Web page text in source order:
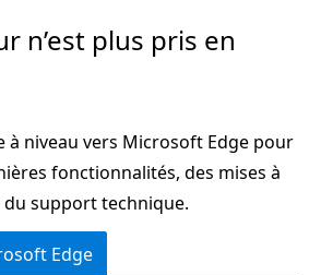
n’est plus pris en
à niveau vers Microsoft Edge pour
fonctionnalités, des mises à
support technique.
Edge